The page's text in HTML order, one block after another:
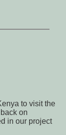
to visit the
on
in our project